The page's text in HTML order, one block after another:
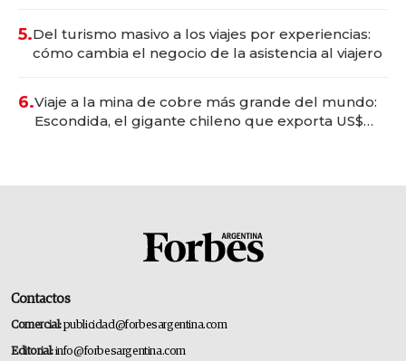
5.Del turismo masivo a los viajes por experiencias:
cómo cambia el negocio de la asistencia al viajero
6.Viaje a la mina de cobre más grande del mundo:
Escondida, el gigante chileno que exporta US$
Contactos
Comercial:publicidad@forbesargentina.com
Editorial:info@forbesargentina.com